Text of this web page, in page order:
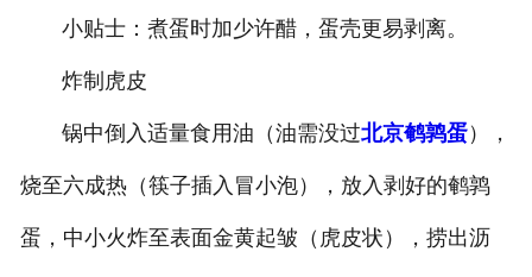
小贴士：煮蛋时加少许醋，蛋壳更易剥离。
炸制虎皮
锅中倒入适量食用油（油需没过北京鹌鹑蛋），
烧至六成热（筷子插入冒小泡），放入剥好的鹌鹑
蛋，中小火炸至表面金黄起皱（虎皮状），捞出沥